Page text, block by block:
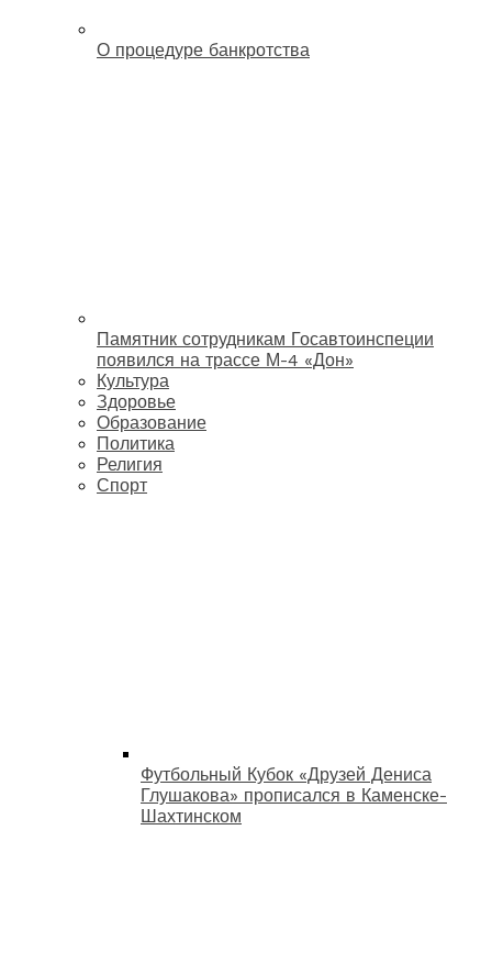
О процедуре банкротства
Памятник сотрудникам Госавтоинспеции
появился на трассе М-4 «Дон»
Культура
Здоровье
Образование
Политика
Религия
Спорт
Футбольный Кубок «Друзей Дениса
Глушакова» прописался в Каменске-
Шахтинском